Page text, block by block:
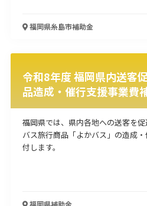
福岡県糸島市補助金
令和8年度 福岡県内送客
品造成・催行支援事業費
福岡県では、県内各地への送客を
バス旅行商品「よかバス」の造成
付します。